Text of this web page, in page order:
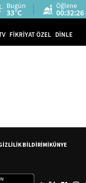
Bugün
33°C
Öğlene
00:32:26
FİKRİYAT ÖZEL DİNLE
BİLDİRİMİKÜNYE